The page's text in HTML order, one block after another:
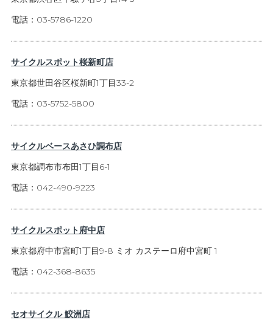
電話：03-5786-1220
サイクルスポット桜新町店
東京都世田谷区桜新町1丁目33-2
電話：03-5752-5800
サイクルベースあさひ調布店
東京都調布市布田1丁目6-1
電話：042-490-9223
サイクルスポット府中店
東京都府中市宮町1丁目9-8 ミオ カステーロ府中宮町 1
電話：042-368-8635
セオサイクル 鮫洲店